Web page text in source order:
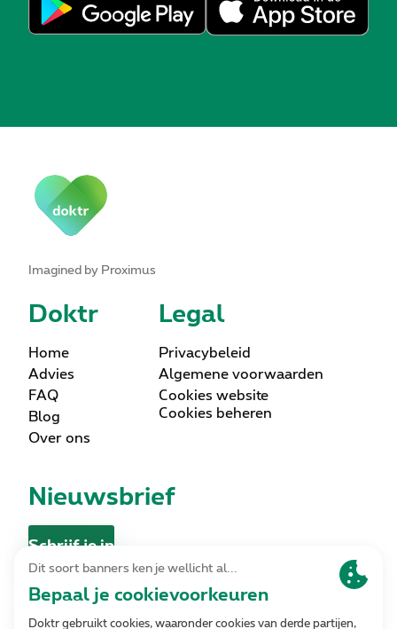
Imagined by Proximus
Doktr
Home
Advies
FAQ
Blog
Over ons
Legal
Privacybeleid
Algemene voorwaarden
Cookies website
Cookies beheren
Nieuwsbrief
Schrijf je in
Contact